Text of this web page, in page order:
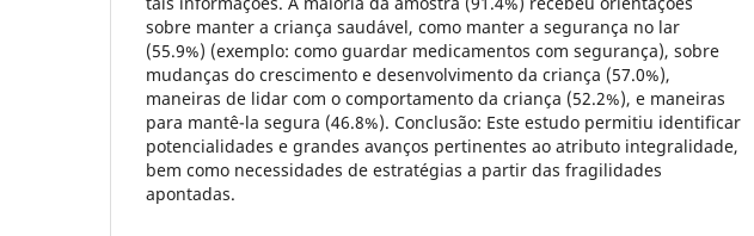
sobre manter a criança saudável, como manter a segurança no lar
(55.9%) (exemplo: como guardar medicamentos com segurança), sobre
mudanças do crescimento e desenvolvimento da criança (57.0%),
maneiras de lidar com o comportamento da criança (52.2%), e maneiras
para mantê-la segura (46.8%). Conclusão: Este estudo permitiu identificar
potencialidades e grandes avanços pertinentes ao atributo integralidade,
bem como necessidades de estratégias a partir das fragilidades
apontadas.